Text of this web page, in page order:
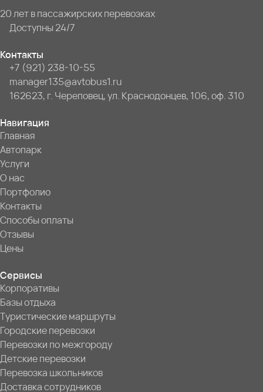
20 лет в пассажирских перевозках
Доступны 24/7
Контакты
+7 (921) 238-10-55
manager135@avtobus1.ru
162623, г. Череповец, ул. Краснодонцев, 106, оф. 310
Навигация
Главная
Автопарк
Услуги
О нас
Портфолио
Контакты
Способы оплаты
Отзывы
Цены
Сервисы
Корпоративы
Базы отдыха
Туристические маршруты
Городские перевозки
Перевозки по межгороду
Детские перевозки
Перевозка школьников
Доставка сотрудников